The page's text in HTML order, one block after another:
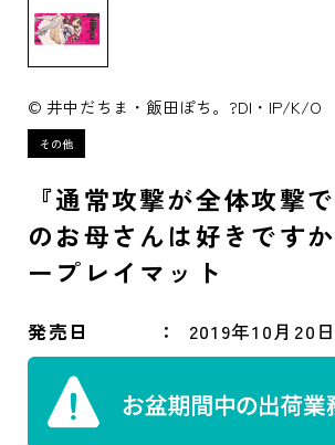
© 井中だちま・飯田ぽち。?DI・IP/K/O
『通常攻撃が全体攻撃
のお母さんは好きです
ープレイマット
発売日 2019年10月20